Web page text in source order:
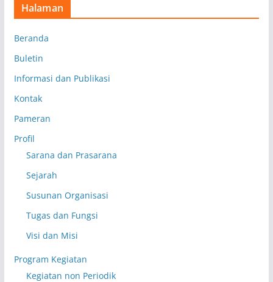
Halaman
Beranda
Buletin
Informasi dan Publikasi
Kontak
Pameran
Profil
Sarana dan Prasarana
Sejarah
Susunan Organisasi
Tugas dan Fungsi
Visi dan Misi
Program Kegiatan
Kegiatan non Periodik